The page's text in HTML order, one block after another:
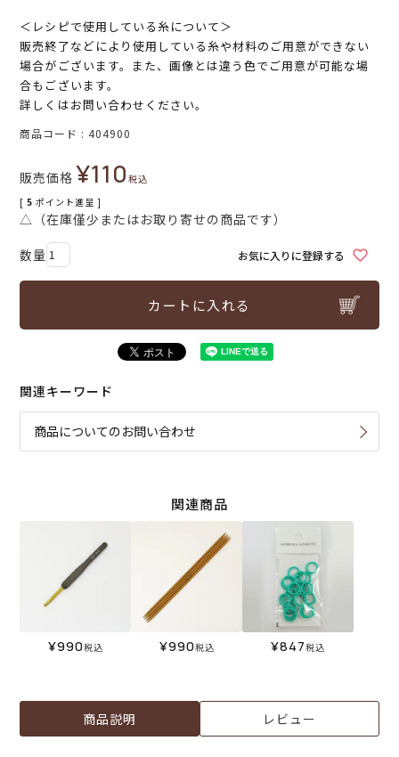
＜レシピで使用している糸について＞
販売終了などにより使用している糸や材料のご用意ができない
場合がございます。また、画像とは違う色でご用意が可能な場
合もございます。
詳しくはお問い合わせください。
商品コード 404900
販売価格 ¥110税込
[ 5 ポイント進呈 ]
△（在庫僅少またはお取り寄せの商品です）
お気に入りに登録する
カートに入れる
関連キーワード
商品についてのお問い合わせ
関連商品
¥990税込 ¥990税込 ¥847税込
商品説明 レビュー